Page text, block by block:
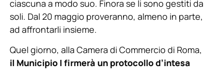
ciascuna a modo suo. Finora se li sono gestiti da
soli. Dal 20 maggio proveranno, almeno in parte,
ad affrontarli insieme.
Quel giorno, alla Camera di Commercio di Roma,
il Municipio I firmerà un protocollo d’intesa